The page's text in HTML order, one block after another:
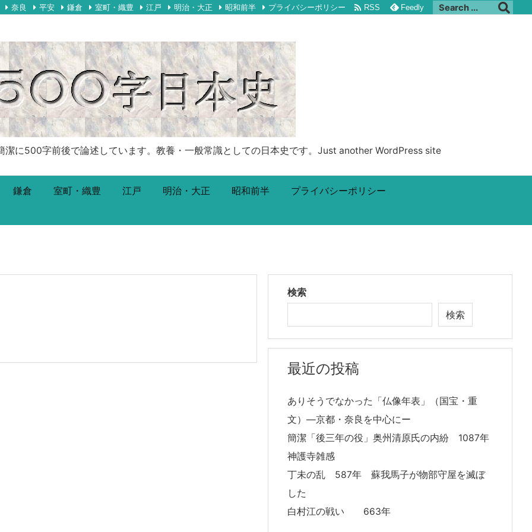
潔に500字前後で論述しています。教養・一般常識としての日本史です。Just another WordPress site
鎌倉 室町・織豊 江戸 明治・大正 昭和前半 プライバシーポリシー
奈良 平安 鎌倉 室町・織豊 江戸 明治・大正 昭和前半 プライバシーポリシー  RSS Feedly
検索
検索
最近の投稿
ありそうでなかった「仏像年表」（国宝・重
文）―京都・奈良を中心にー
簡潔「後三年の役」奥州清原氏の内紛 1087年
神護寺雑感
丁未の乱 587年 蘇我馬子が物部守屋を滅ぼ
した
白村江の戦い 663年